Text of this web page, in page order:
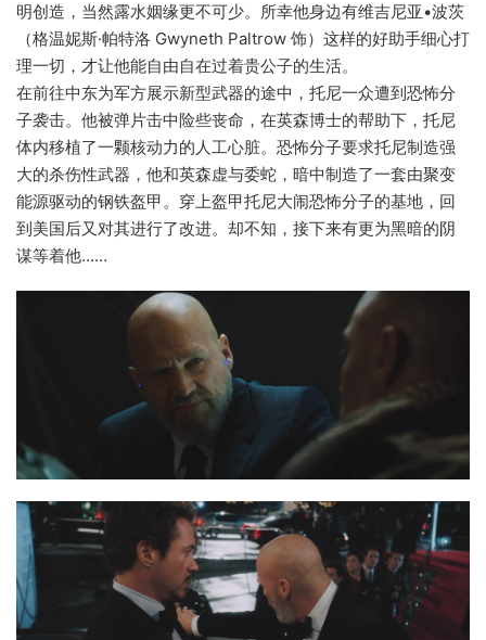
明创造，当然露水姻缘更不可少。所幸他身边有维吉尼亚•波茨
（格温妮斯·帕特洛 Gwyneth Paltrow 饰）这样的好助手细心打
理一切，才让他能自由自在过着贵公子的生活。
在前往中东为军方展示新型武器的途中，托尼一众遭到恐怖分
子袭击。他被弹片击中险些丧命，在英森博士的帮助下，托尼
体内移植了一颗核动力的人工心脏。恐怖分子要求托尼制造强
大的杀伤性武器，他和英森虚与委蛇，暗中制造了一套由聚变
能源驱动的钢铁盔甲。穿上盔甲托尼大闹恐怖分子的基地，回
到美国后又对其进行了改进。却不知，接下来有更为黑暗的阴
谋等着他……